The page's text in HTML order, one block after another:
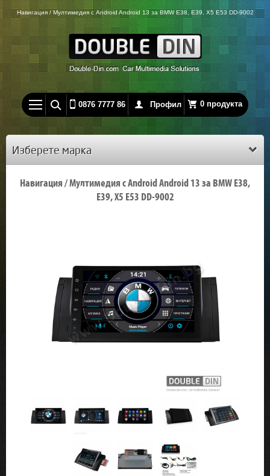
Навигация / Мултимедия с Android Android 13 за BMW E38, E39, X5 E53 DD-9002
0876 7777 86 Профил 0 продукта
Изберете марка
Навигация / Мултимедия с Android Android 13 за BMW E38,
E39, X5 E53 DD-9002